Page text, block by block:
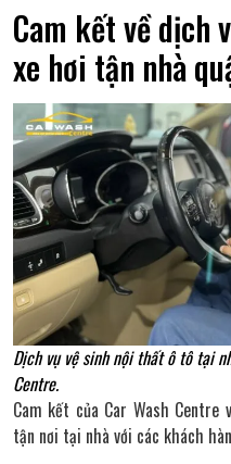
Cam kết về dịch
xe hơi tận nhà
Dịch vụ vệ sinh nội thất ô tô tại
Centre.
Cam kết của Car Wash
tận nơi tại nhà với các khách